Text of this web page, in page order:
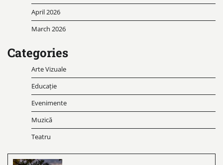
April 2026
March 2026
Categories
Arte Vizuale
Educație
Evenimente
Muzică
Teatru